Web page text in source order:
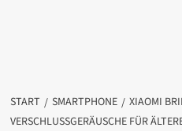
START SMARTPHONE
XIAOMI
VERSCHLUSSGERÄUSCHE FÜR